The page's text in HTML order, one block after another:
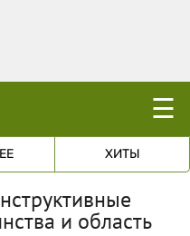
☰
ХИТЫ
и область